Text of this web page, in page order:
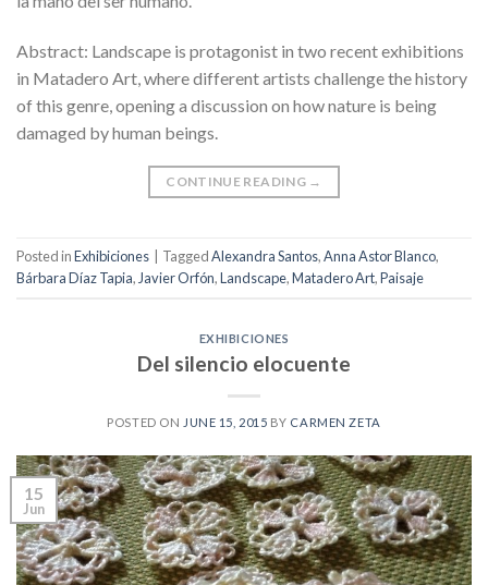
Abstract: Landscape is protagonist in two recent exhibitions
in Matadero Art, where different artists challenge the history
of this genre, opening a discussion on how nature is being
damaged by human beings.
CONTINUE READING →
Posted inExhibiciones TaggedAlexandra Santos,Anna Astor Blanco,
Bárbara Díaz Tapia,Javier Orfón,Landscape,Matadero Art,Paisaje
EXHIBICIONES
Del silencio elocuente
POSTED ON JUNE 15, 2015 BY CARMEN ZETA
15
Jun